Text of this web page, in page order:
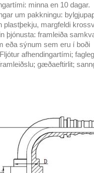
minna en 10 dagar.
um pakkningu:
plastþekju, margfeldi
þjónusta: framleiða
eða sýnum sem eru í boði
afhendingartími;
gæðaeftirlit;